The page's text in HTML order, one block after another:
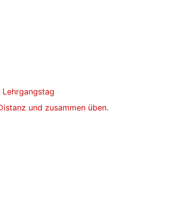
und zusammen üben.